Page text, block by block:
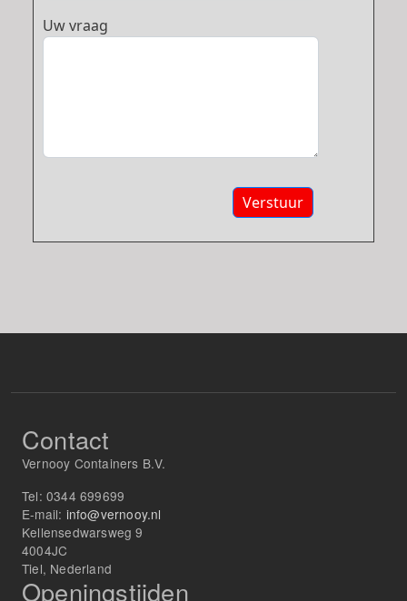
Uw vraag
Verstuur
Contact
Vernooy Containers B.V.
Tel: 0344 699699
E-mail: info@vernooy.nl
Kellensedwarsweg 9
4004JC
Tiel, Nederland
Openingstijden